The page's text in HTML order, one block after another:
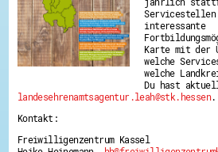
Servicestellen
interessante
Karte mit der
welche
welche
Du hast
landesehrenamtsagentur.leah@stk.hessen.
Kontakt:
Freiwilligenzentrum Kassel